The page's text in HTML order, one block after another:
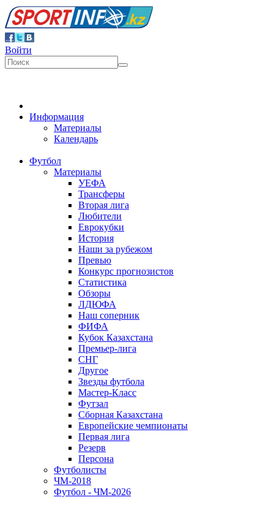
Войти
Информация
Материалы
Календарь
Футбол
Материалы
УЕФА
Трансферы
Вторая лига
Любители
Еврокубки
История
Наши за рубежом
Превью
Конкурс прогнозистов
Статистика
Обзоры
ЛДЮФА
Наш соперник
ФИФА
Кубок Казахстана
Премьер-лига
СНГ
Другое
Звезды футбола
Мастер-Класс
Футзал
Сборная Казахстана
Европейские чемпионаты
Первая лига
Резерв
Персона
Футболисты
ЧМ-2018
Футбол - ЧМ-2026